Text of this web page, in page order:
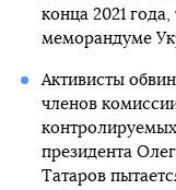
конца 2021
меморандуме
Активисты
членов
президента
Татаров